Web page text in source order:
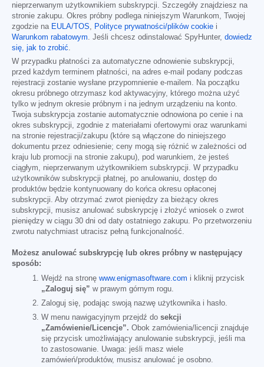
nieprzerwanym użytkownikiem subskrypcji. Szczegóły znajdziesz na
stronie zakupu. Okres próbny podlega niniejszym Warunkom, Twojej
zgodzie na EULA/TOS, Polityce prywatności/plików cookie i
Warunkom rabatowym. Jeśli chcesz odinstalować SpyHunter, dowiedz
się, jak to zrobić.
W przypadku płatności za automatyczne odnowienie subskrypcji,
przed każdym terminem płatności, na adres e-mail podany podczas
rejestracji zostanie wysłane przypomnienie e-mailem. Na początku
okresu próbnego otrzymasz kod aktywacyjny, którego można użyć
tylko w jednym okresie próbnym i na jednym urządzeniu na konto.
Twoja subskrypcja zostanie automatycznie odnowiona po cenie i na
okres subskrypcji, zgodnie z materiałami ofertowymi oraz warunkami
na stronie rejestracji/zakupu (które są włączone do niniejszego
dokumentu przez odniesienie; ceny mogą się różnić w zależności od
kraju lub promocji na stronie zakupu), pod warunkiem, że jesteś
ciągłym, nieprzerwanym użytkownikiem subskrypcji. W przypadku
użytkowników subskrypcji płatnej, po anulowaniu, dostęp do
produktów będzie kontynuowany do końca okresu opłaconej
subskrypcji. Aby otrzymać zwrot pieniędzy za bieżący okres
subskrypcji, musisz anulować subskrypcję i złożyć wniosek o zwrot
pieniędzy w ciągu 30 dni od daty ostatniego zakupu. Po przetworzeniu
zwrotu natychmiast utracisz pełną funkcjonalność.
Możesz anulować subskrypcję lub okres próbny w następujący
sposób:
Wejdź na stronę www.enigmasoftware.com i kliknij przycisk
„Zaloguj się” w prawym górnym rogu.
Zaloguj się, podając swoją nazwę użytkownika i hasło.
W menu nawigacyjnym przejdź do sekcji
„Zamówienie/Licencje”. Obok zamówienia/licencji znajduje
się przycisk umożliwiający anulowanie subskrypcji, jeśli ma
to zastosowanie. Uwaga: jeśli masz wiele
zamówień/produktów, musisz anulować je osobno.